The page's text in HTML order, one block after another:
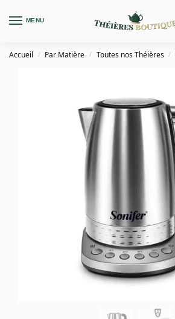
MENU
Accueil / Par Matière / Toutes nos Théières /